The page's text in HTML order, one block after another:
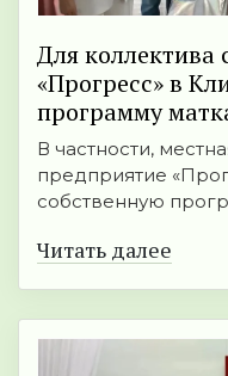
Для коллектива
«Прогресс» в
программу
В частности,
предприятие
собственную
Читать далее